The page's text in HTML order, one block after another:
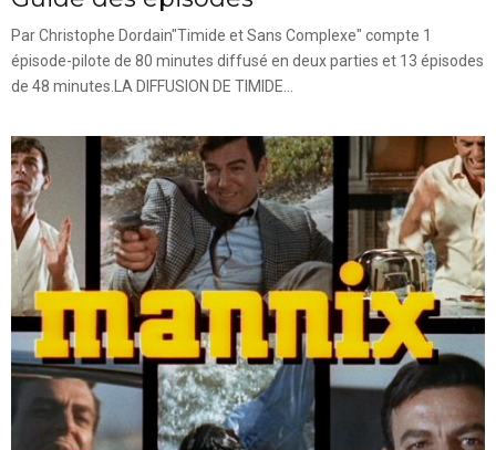
Par Christophe Dordain"Timide et Sans Complexe" compte 1
épisode-pilote de 80 minutes diffusé en deux parties et 13 épisodes
de 48 minutes.LA DIFFUSION DE TIMIDE...